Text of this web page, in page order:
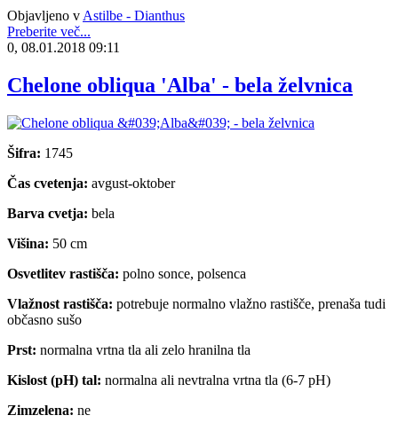
Objavljeno v Astilbe - Dianthus
Preberite več...
0, 08.01.2018 09:11
Chelone obliqua 'Alba' - bela želvnica
Šifra: 1745
Čas cvetenja: avgust-oktober
Barva cvetja: bela
Višina: 50 cm
Osvetlitev rastišča: polno sonce, polsenca
Vlažnost rastišča: potrebuje normalno vlažno rastišče, prenaša tudi
občasno sušo
Prst: normalna vrtna tla ali zelo hranilna tla
Kislost (pH) tal: normalna ali nevtralna vrtna tla (6-7 pH)
Zimzelena: ne